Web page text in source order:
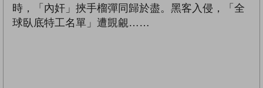
時，「內奸」挾手榴彈同歸於盡。黑客入侵，「全
球臥底特工名單」遭覬覦……